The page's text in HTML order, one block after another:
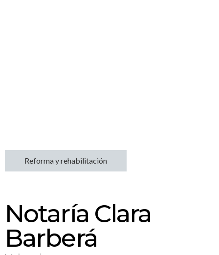
Reforma y rehabilitación
Notaría Clara
Barberá